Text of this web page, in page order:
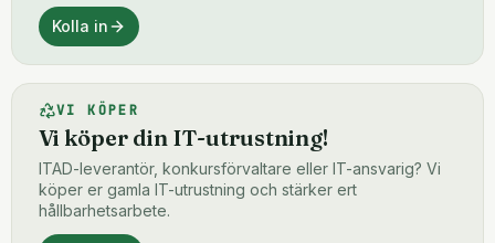
Kolla in
VI KÖPER
Vi köper din IT-utrustning!
ITAD-leverantör, konkursförvaltare eller IT-ansvarig? Vi
köper er gamla IT-utrustning och stärker ert
hållbarhetsarbete.